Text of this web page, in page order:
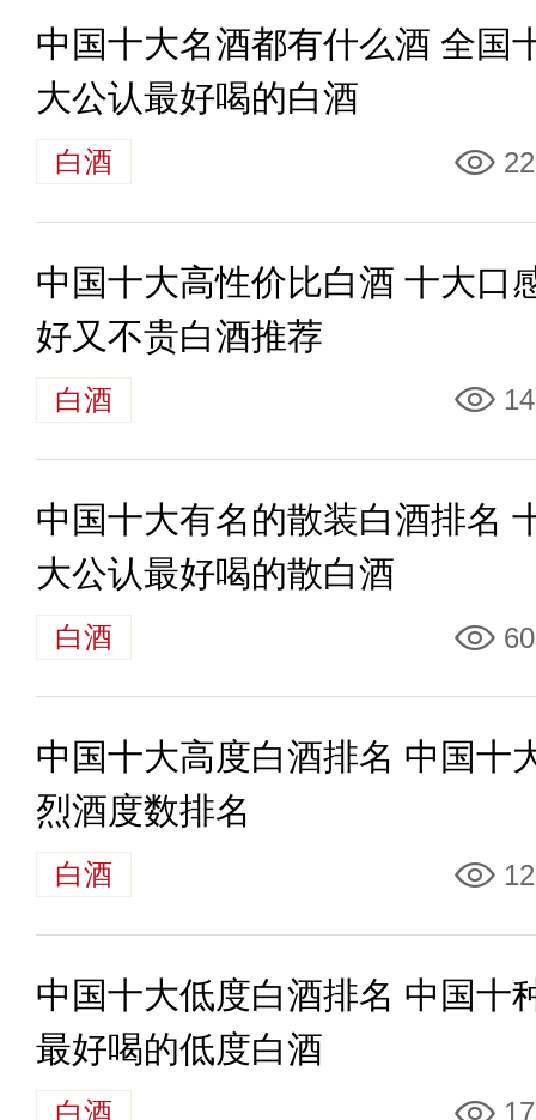
中国十大名酒都有什么酒 全国
大公认最好喝的白酒
白酒
中国十大高性价比白酒 十大口
好又不贵白酒推荐
白酒
中国十大有名的散装白酒排名
大公认最好喝的散白酒
白酒
中国十大高度白酒排名 中国十
烈酒度数排名
白酒
中国十大低度白酒排名 中国十
最好喝的低度白酒
白酒